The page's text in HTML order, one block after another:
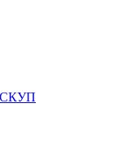
СКУП